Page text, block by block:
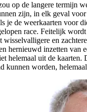
op de langere termijn
zijn, in elk geval
je de weerkaarten voor
race. Feitelijk
wisselvalligere en
hernieuwd inzetten van
helemaal uit de kaarten.
kunnen worden,